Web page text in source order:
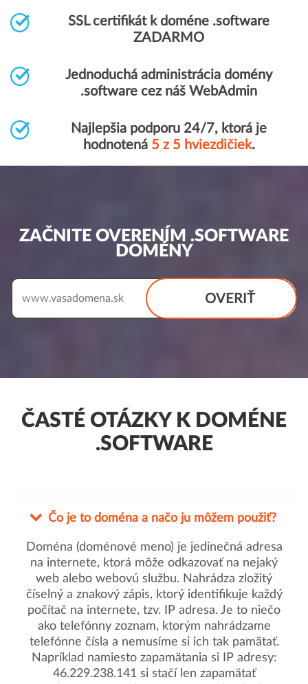
SSL certifikát k doméne .software
ZADARMO
Jednoduchá administrácia domény
.software cez náš WebAdmin
Najlepšia podporu 24/7, ktorá je
hodnotená 5 z 5 hviezdičiek.
ZAČNITE OVERENÍM .SOFTWARE
DOMÉNY
OVERIŤ
www.
ČASTÉ OTÁZKY K DOMÉNE
.SOFTWARE
Čo je to doména a načo ju môžem použiť?
Doména (doménové meno) je jedinečná adresa
na internete, ktorá môže odkazovať na nejaký
web alebo webovú službu. Nahrádza zložitý
číselný a znakový zápis, ktorý identifikuje každý
počítač na internete, tzv. IP adresa. Je to niečo
ako telefónny zoznam, ktorým nahrádzame
telefónne čísla a nemusíme si ich tak pamätať.
Napríklad namiesto zapamätania si IP adresy:
46.229.238.141 si stačí len zapamätať